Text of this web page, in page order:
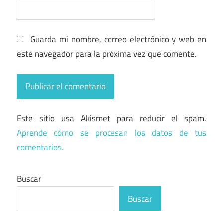
Guarda mi nombre, correo electrónico y web en
este navegador para la próxima vez que comente.
Este sitio usa Akismet para reducir el spam.
Aprende cómo se procesan los datos de tus
comentarios.
Buscar
Buscar